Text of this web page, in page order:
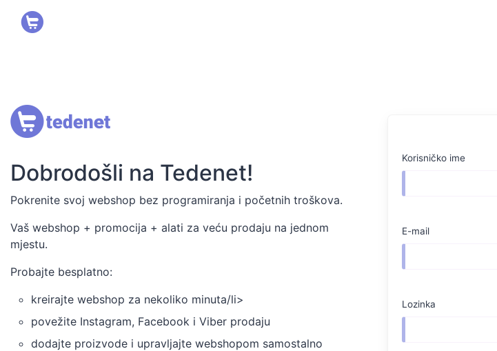
Dobrodošli na Tedenet!
Pokrenite svoj webshop bez programiranja i početnih troškova.
Vaš webshop + promocija + alati za veću prodaju na jednom
mjestu.
Probajte besplatno:
kreirajte webshop za nekoliko minuta/li>
povežite Instagram, Facebook i Viber prodaju
dodajte proizvode i upravljajte webshopom samostalno
Korisničko ime
E-mail
Lozinka